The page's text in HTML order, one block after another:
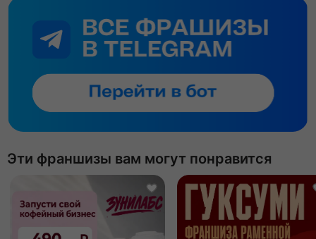
Эти франшизы вам могут понравится